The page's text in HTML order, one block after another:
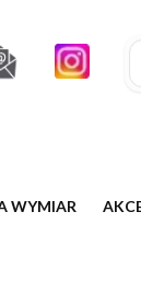
WYMIAR